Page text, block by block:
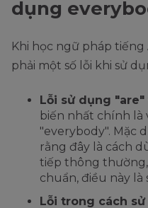
dụng
Khi học ngữ pháp
phải một số lỗi khi sử
Lỗi sử dụng
biến nhất chính là
"everybody". Mặc
rằng đây là cách
tiếp thông
chuẩn, điều này là
Lỗi trong cách